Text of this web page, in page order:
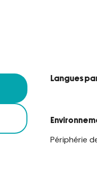
Langues
Langues
Périphérie